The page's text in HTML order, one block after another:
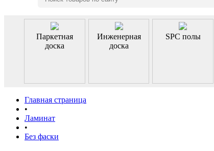
Паркетная
доска
Инженерная
доска
SPC полы
Главная страница
•
Ламинат
•
Без фаски